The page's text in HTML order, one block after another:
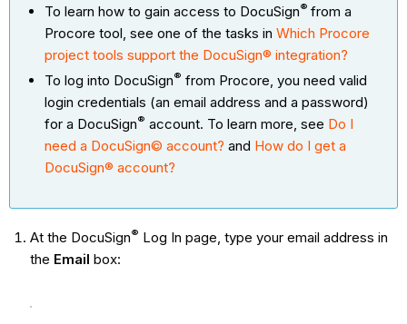
To learn how to gain access to DocuSign®from a
Procore tool, see one of the tasks inWhich Procore
project tools support the DocuSign® integration?
To log into DocuSign® from Procore, you need valid
login credentials (an email address and a password)
for a DocuSign® account. To learn more, see Do I
need a DocuSign© account? and How do I get a
DocuSign® account?
At the DocuSign® Log In page, type your email address in
the Email box: